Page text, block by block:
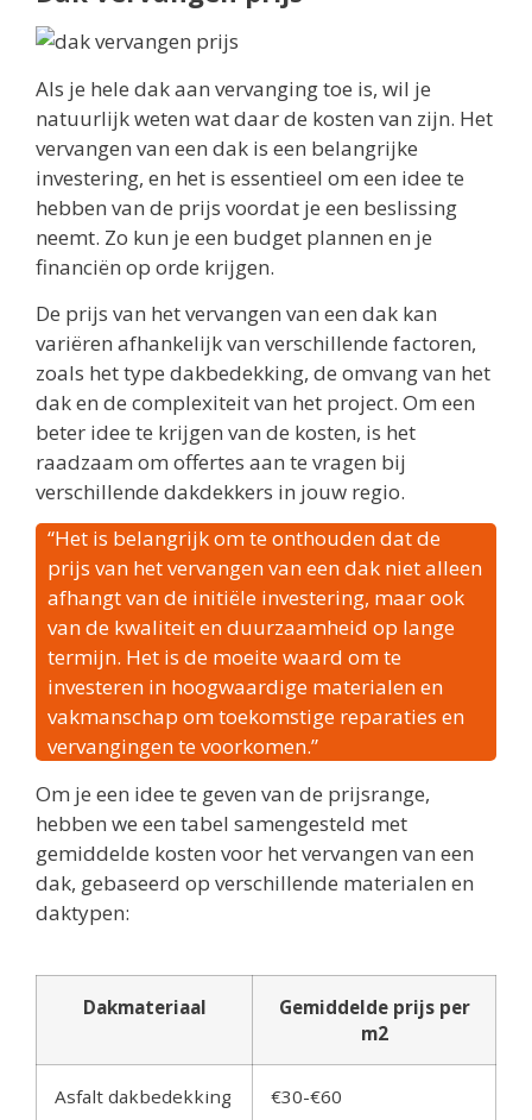
Als je hele dak aan vervanging toe is, wil je
natuurlijk weten wat daar de kosten van zijn. Het
vervangen van een dak is een belangrijke
investering, en het is essentieel om een idee te
hebben van de prijs voordat je een beslissing
neemt. Zo kun je een budget plannen en je
financiën op orde krijgen.
De prijs van het vervangen van een dak kan
variëren afhankelijk van verschillende factoren,
zoals het type dakbedekking, de omvang van het
dak en de complexiteit van het project. Om een
beter idee te krijgen van de kosten, is het
raadzaam om offertes aan te vragen bij
verschillende dakdekkers in jouw regio.
“Het is belangrijk om te onthouden dat de
prijs van het vervangen van een dak niet alleen
afhangt van de initiële investering, maar ook
van de kwaliteit en duurzaamheid op lange
termijn. Het is de moeite waard om te
investeren in hoogwaardige materialen en
vakmanschap om toekomstige reparaties en
vervangingen te voorkomen.”
Om je een idee te geven van de prijsrange,
hebben we een tabel samengesteld met
gemiddelde kosten voor het vervangen van een
dak, gebaseerd op verschillende materialen en
daktypen:
Dakmateriaal
Gemiddelde prijs per
m2
Asfalt dakbedekking €30-€60